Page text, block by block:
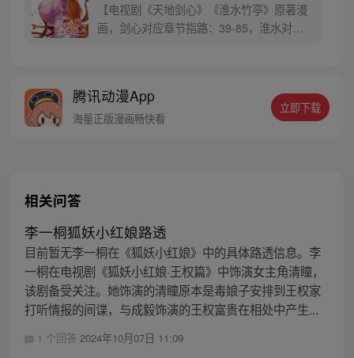
【电视剧《天地剑心》《淮水竹亭》原著漫
画，剑心对应章节指路：39-85，淮水对应
腾讯动漫App
海量正版漫画畅快看
立即下载
相关问答
李一桐狐妖小红娘路透
目前暂无李一桐在《狐妖小红娘》中的具体路透信息。李
一桐在电视剧《狐妖小红娘·王权篇》中饰演女主角清瞳，
该剧备受关注。她饰演的清瞳原本是毒娘子安排到王权家
打听情报的间谍，与成毅饰演的王权富贵在相处中产生...
1 个回答 2024年10月07日 11:09